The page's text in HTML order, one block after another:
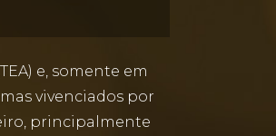
e, somente em
vivenciados por
principalmente